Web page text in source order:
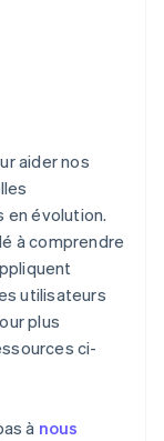
aider nos
évolution.
à comprendre
utilisateurs
plus
ci-
à nous